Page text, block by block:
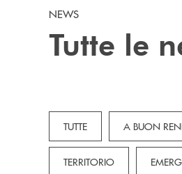
NEWS
Tutte le
TUTTE A BUON
TERRITORIO